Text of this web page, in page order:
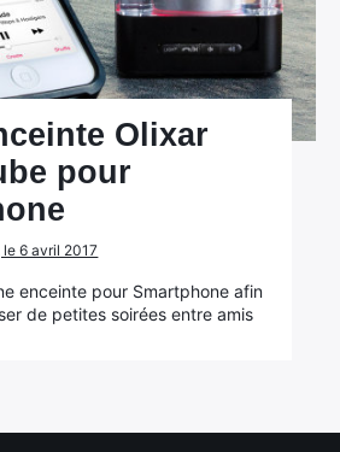
Olixar
pour
6 avril 2017
enceinte pour Smartphone afin
de petites soirées entre amis